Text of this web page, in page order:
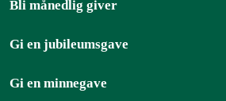
Bli månedlig giver
Gi en jubileumsgave
Gi en minnegave